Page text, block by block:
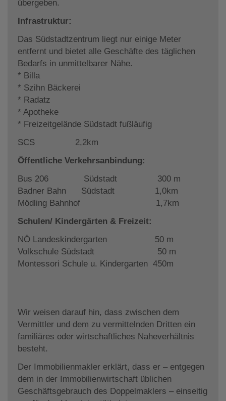
übergeben.
Infrastruktur:
Das Südstadtzentrum liegt nur einige Meter
entfernt und bietet alle Geschäfte des täglichen
Bedarfs in unmittelbarer Nähe.
* Billa
* Szihn Bäckerei
* Radatz
* Apotheke
* Freizeitgelände Südstadt fußläufig
SCS 2,2km
Öffentliche Verkehrsanbindung:
Bus 206 Südstadt 300 m
Badner Bahn Südstadt 1,0km
Mödling Bahnhof 1,7km
Schulen/ Kindergärten & Freizeit:
NÖ Landeskindergarten 50 m
Volkschule Südstadt 50 m
Montessori Schule u. Kindergarten 450m
Wir weisen darauf hin, dass zwischen dem
Vermittler und dem zu vermittelnden Dritten ein
familiäres oder wirtschaftliches Naheverhältnis
besteht.
Der Immobilienmakler erklärt, dass er – entgegen
dem in der Immobilienwirtschaft üblichen
Geschäftsgebrauch des Doppelmaklers – einseitig